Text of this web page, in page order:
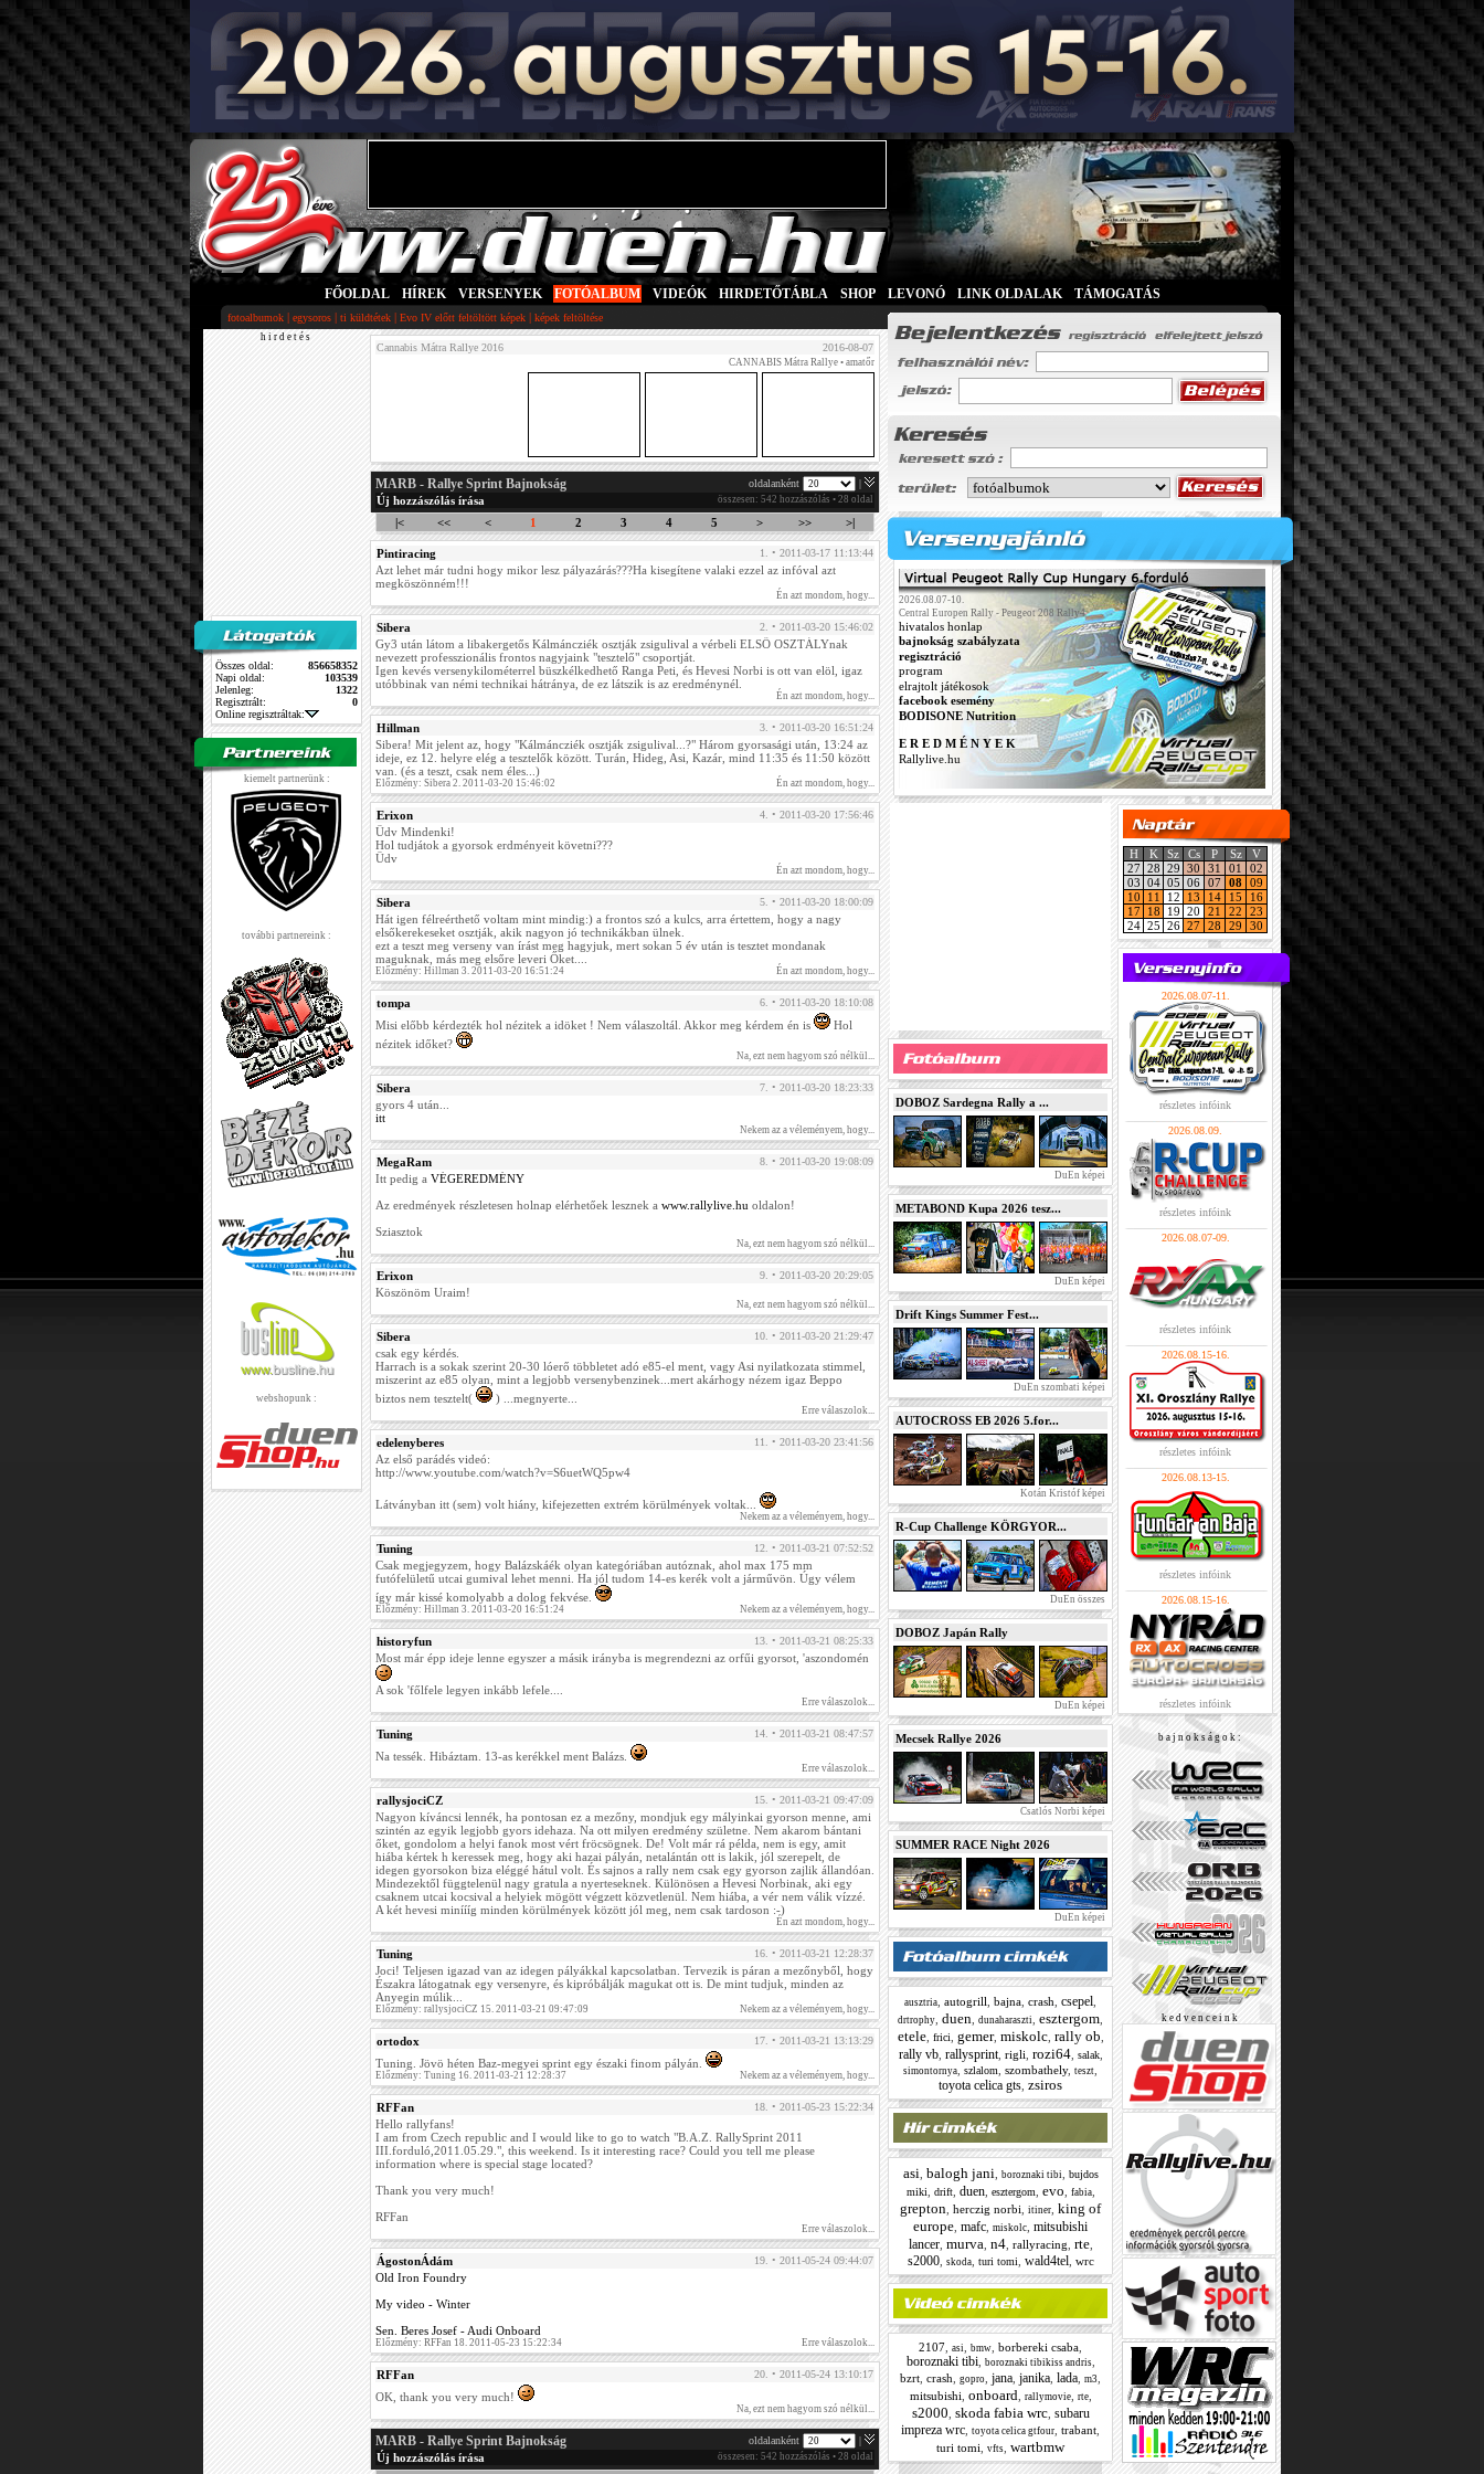
FŐOLDAL HÍREK VERSENYEK FOTÓALBUM VIDEÓK HIRDETŐTÁBLA SHOP LEVONÓ LINK OLDALAK TÁMOGATÁS
fotoalbumok | egysoros | ti küldtétek | Evo IV előtt feltöltött képek | képek feltöltése
h i r d e t é s
Összes oldal:
856658352
Napi oldal:
103539
Jelenleg:
1322
Regisztrált:
0
Online regisztráltak:
kiemelt partnerünk :
további partnereink :
webshopunk :
Cannabis Mátra Rallye 2016 2016-08-07
CANNABIS Mátra Rallye • amatőr
MARB - Rallye Sprint Bajnokság oldalanként |
Új hozzászólás írása összesen: 542 hozzászólás • 28 oldal
|< << < 1 2 3 4 5 > >> >|
Pintiracing 1. • 2011-03-17 11:13:44
Azt lehet már tudni hogy mikor lesz pályazárás???Ha kisegítene valaki ezzel az infóval azt
megköszönném!!!
Én azt mondom, hogy...
Sibera 2. • 2011-03-20 15:46:02
Gy3 után látom a libakergetős Kálmáncziék osztják zsigulival a vérbeli ELSŐ OSZTÁLYnak
nevezett professzionális frontos nagyjaink "tesztelő" csoportját.
Igen kevés versenykilométerrel büszkélkedhető Ranga Peti, és Hevesi Norbi is ott van elöl, igaz
utóbbinak van némi technikai hátránya, de ez látszik is az eredménynél.
Én azt mondom, hogy...
Hillman 3. • 2011-03-20 16:51:24
Sibera! Mit jelent az, hogy "Kálmáncziék osztják zsigulival...?" Három gyorsasági után, 13:24 az
ideje, ez 12. helyre elég a tesztelők között. Turán, Hideg, Asi, Kazár, mind 11:35 és 11:50 között
van. (és a teszt, csak nem éles...)
Előzmény: Sibera 2. 2011-03-20 15:46:02 Én azt mondom, hogy...
Erixon 4. • 2011-03-20 17:56:46
Üdv Mindenki!
Hol tudjátok a gyorsok erdményeit követni???
Üdv
Én azt mondom, hogy...
Sibera 5. • 2011-03-20 18:00:09
Hát igen félreérthető voltam mint mindig:) a frontos szó a kulcs, arra értettem, hogy a nagy
elsőkerekeseket osztják, akik nagyon jó technikákban ülnek.
ezt a teszt meg verseny van írást meg hagyjuk, mert sokan 5 év után is tesztet mondanak
maguknak, más meg elsőre leveri Őket....
Előzmény: Hillman 3. 2011-03-20 16:51:24 Én azt mondom, hogy...
tompa 6. • 2011-03-20 18:10:08
Misi előbb kérdezték hol nézitek a idöket ! Nem válaszoltál. Akkor meg kérdem én is
Hol
nézitek időket?
Na, ezt nem hagyom szó nélkül...
Sibera 7. • 2011-03-20 18:23:33
gyors 4 után...
itt
Nekem az a véleményem, hogy...
MegaRam 8. • 2011-03-20 19:08:09
Itt pedig a VÉGEREDMÉNY
Az eredmények részletesen holnap elérhetőek lesznek a www.rallylive.hu oldalon!
Sziasztok
Na, ezt nem hagyom szó nélkül...
Erixon 9. • 2011-03-20 20:29:05
Köszönöm Uraim!
Na, ezt nem hagyom szó nélkül...
Sibera 10. • 2011-03-20 21:29:47
csak egy kérdés.
Harrach is a sokak szerint 20-30 lóerő többletet adó e85-el ment, vagy Asi nyilatkozata stimmel,
miszerint az e85 olyan, mint a legjobb versenybenzinek...mert akárhogy nézem igaz Beppo
biztos nem tesztelt(
) ...megnyerte...
Erre válaszolok...
edelenyberes 11. • 2011-03-20 23:41:56
Az első parádés videó:
http://www.youtube.com/watch?v=S6uetWQ5pw4
Látványban itt (sem) volt hiány, kifejezetten extrém körülmények voltak...
Nekem az a véleményem, hogy...
Tuning 12. • 2011-03-21 07:52:52
Csak megjegyzem, hogy Balázskáék olyan kategóriában autóznak, ahol max 175 mm
futófelületű utcai gumival lehet menni. Ha jól tudom 14-es kerék volt a járművön. Úgy vélem
így már kissé komolyabb a dolog fekvése.
Előzmény: Hillman 3. 2011-03-20 16:51:24 Nekem az a véleményem, hogy...
historyfun 13. • 2011-03-21 08:25:33
Most már épp ideje lenne egyszer a másik irányba is megrendezni az orfűi gyorsot, 'aszondomén
A sok 'főlfele legyen inkább lefele....
Erre válaszolok...
Tuning 14. • 2011-03-21 08:47:57
Na tessék. Hibáztam. 13-as kerékkel ment Balázs.
Erre válaszolok...
rallysjociCZ 15. • 2011-03-21 09:47:09
Nagyon kíváncsi lennék, ha pontosan ez a mezőny, mondjuk egy mályinkai gyorson menne, ami
szintén az egyik legjobb gyors idehaza. Na ott milyen eredmény születne. Nem akarom bántani
őket, gondolom a helyi fanok most vért fröcsögnek. De! Volt már rá példa, nem is egy, amit
hiába kértek h keressek meg, hogy aki hazai pályán, netalántán ott is lakik, jól szerepelt, de
idegen gyorsokon biza eléggé hátul volt. És sajnos a rally nem csak egy gyorson zajlik állandóan.
Mindezektől függtelenül nagy gratula a nyerteseknek. Különösen a Hevesi Norbinak, aki egy
csaknem utcai kocsival a helyiek mögött végzett közvetlenül. Nem hiába, a vér nem válik vízzé.
A két hevesi miníííg minden körülmények között jól meg, nem csak tardoson :-)
Én azt mondom, hogy...
Tuning 16. • 2011-03-21 12:28:37
Joci! Teljesen igazad van az idegen pályákkal kapcsolatban. Tervezik is páran a mezőnyből, hogy
Északra látogatnak egy versenyre, és kipróbálják magukat ott is. De mint tudjuk, minden az
Anyegin múlik...
Előzmény: rallysjociCZ 15. 2011-03-21 09:47:09 Nekem az a véleményem, hogy...
ortodox 17. • 2011-03-21 13:13:29
Tuning. Jövö héten Baz-megyei sprint egy északi finom pályán.
Előzmény: Tuning 16. 2011-03-21 12:28:37 Nekem az a véleményem, hogy...
RFFan 18. • 2011-05-23 15:22:34
Hello rallyfans!
I am from Czech republic and I would like to go to watch "B.A.Z. RallySprint 2011
III.forduló,2011.05.29.", this weekend. Is it interesting race? Could you tell me please
information where is special stage located?
Thank you very much!
RFFan
Erre válaszolok...
ÁgostonÁdám 19. • 2011-05-24 09:44:07
Old Iron Foundry
My video - Winter
Sen. Beres Josef - Audi Onboard
Előzmény: RFFan 18. 2011-05-23 15:22:34 Erre válaszolok...
RFFan 20. • 2011-05-24 13:10:17
OK, thank you very much!
Na, ezt nem hagyom szó nélkül...
MARB - Rallye Sprint Bajnokság oldalanként |
Új hozzászólás írása összesen: 542 hozzászólás • 28 oldal
2026.08.07-10.
Central Europen Rally - Peugeot 208 Rally4
hivatalos honlap
bajnokság szabályzata
regisztráció
program
elrajtolt játékosok
facebook esemény
BODISONE Nutrition
E R E D M É N Y E K
Rallylive.hu
DOBOZ Sardegna Rally a ...
DuEn képei
METABOND Kupa 2026 tesz...
DuEn képei
Drift Kings Summer Fest...
DuEn szombati képei
AUTOCROSS EB 2026 5.for...
Kotán Kristóf képei
R-Cup Challenge KÖRGYOR...
DuEn összes
DOBOZ Japán Rally
DuEn képei
Mecsek Rallye 2026
Csatlós Norbi képei
SUMMER RACE Night 2026
DuEn képei
ausztria autogrill bajna crash csepel
drtrophy duen dunaharaszti esztergom
etele, frici gemer, miskolc, rally ob
rally vb, rallysprint, rigli rozi64, salak,
simontornya szlalom szombathely, teszt
toyota celica gts zsiros
asi balogh jani boroznaki tibi
bujdos
miki
drift, duen, esztergom evo fabia,
grepton herczig norbi itiner king of
europe mafc miskolc mitsubishi
lancer, murva n4, rallyracing rte,
s2000, skoda, turi tomi wald4tel wrc
2107 asi bmw borbereki csaba
boroznaki tibi, boroznaki tibikiss andris,
bzrt crash gopro jana janika lada m3
mitsubishi onboard rallymovie, rte,
s2000 skoda fabia wrc, subaru
impreza wrc toyota celica gtfour trabant
turi tomi
vfts wartbmw
H K Sz Cs P Sz
V
27 28 29 30 31 01
02
03 04 05 06 07 08 09
10
11 12 13 14 15
16
17
18 19 20 21 22
23
24 25 26 27 28 29 30
2026.08.07-11.
részletes infóink
2026.08.09.
részletes infóink
2026.08.07-09.
részletes infóink
2026.08.15-16.
részletes infóink
2026.08.13-15.
részletes infóink
2026.08.15-16.
részletes infóink
b a j n o k s á g o k :
k e d v e n c e i n k